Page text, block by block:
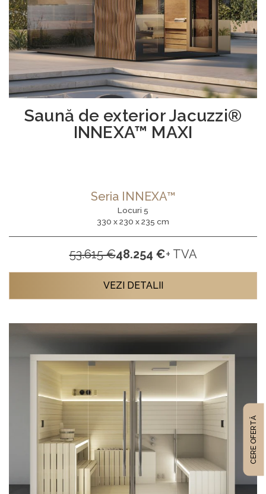
Saună de exterior Jacuzzi®
INNEXA™ MAXI
Seria INNEXA™
Locuri 5
330 x 230 x 235 cm
53.615 €48.254 €+ TVA
VEZI DETALII
CERE OFERTĂ